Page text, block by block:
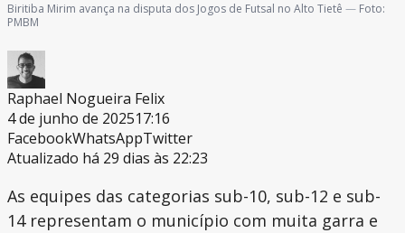
Biritiba Mirim avança na disputa dos Jogos de Futsal no Alto Tietê — Foto:
PMBM
Raphael Nogueira Felix
4 de junho de 202517:16
FacebookWhatsAppTwitter
Atualizado há 29 dias às 22:23
As equipes das categorias sub-10, sub-12 e sub-
14 representam o município com muita garra e